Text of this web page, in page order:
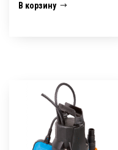
В корзину